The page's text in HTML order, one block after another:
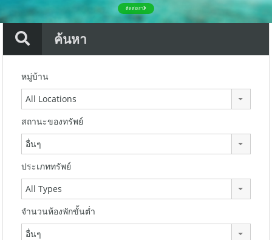
ติดต่อเรา
ค้นหา
หมู่บ้าน
All Locations
สถานะของทรัพย์
อื่นๆ
ประเภททรัพย์
All Types
จำนวนห้องพักขั้นต่ำ
อื่นๆ